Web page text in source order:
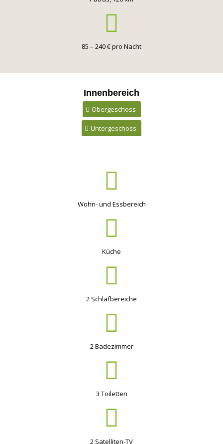
85 – 240 € pro Nacht
Innenbereich
Obergeschoss
Untergeschoss
Wohn- und Essbereich
Küche
2 Schlafbereiche
2 Badezimmer
3 Toiletten
2 Satelliten-TV